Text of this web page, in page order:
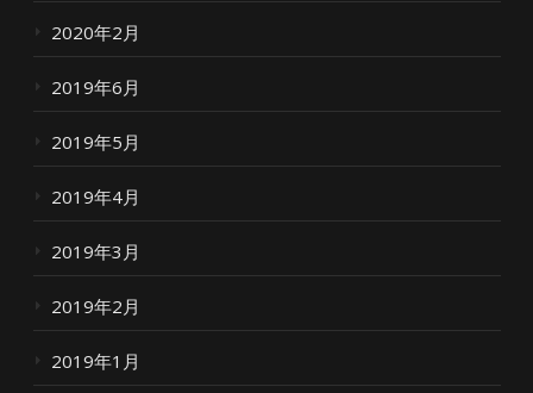
2020年2月
2019年6月
2019年5月
2019年4月
2019年3月
2019年2月
2019年1月